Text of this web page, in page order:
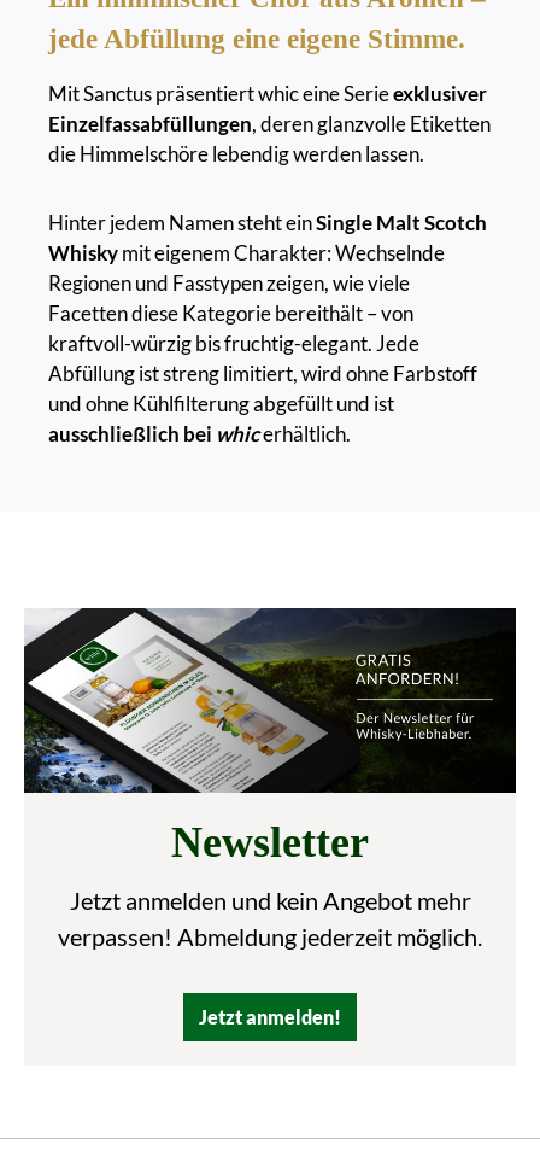
jede Abfüllung eine eigene Stimme.
Mit Sanctus präsentiert whic eine Serieexklusiver
Einzelfassabfüllungen, deren glanzvolle Etiketten
die Himmelschöre lebendig werden lassen.
Hinter jedem Namen steht einSingle Malt Scotch
Whiskymit eigenem Charakter: Wechselnde
Regionen und Fasstypen zeigen, wie viele
Facetten diese Kategorie bereithält – von
kraftvoll-würzig bis fruchtig-elegant. Jede
Abfüllung ist streng limitiert, wird ohne Farbstoff
und ohne Kühlfilterung abgefüllt und ist
ausschließlich bei whicerhältlich.
Newsletter
Jetzt anmelden und kein Angebot mehr
verpassen! Abmeldung jederzeit möglich.
Jetzt anmelden!